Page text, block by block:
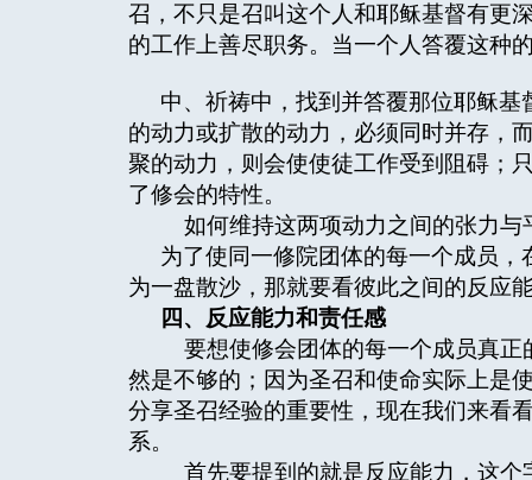
召，不只是召叫这个人和耶稣基督有更
的工作上善尽职务。当一个人答覆这种
中、祈祷中，找到并答覆那位耶稣
的动力或扩散的动力，必须同时并存，
聚的动力，则会使使徒工作受到阻碍；
了修会的特性。
如何维持这两项动力之间的张力与
为了使同一修院团体的每一个成员
为一盘散沙，那就要看彼此之间的反应
四、反应能力和责任感
要想使修会团体的每一个成员真正
然是不够的；因为圣召和使命实际上是
分享圣召经验的重要性，现在我们来看
系。
首先要提到的就是反应能力，这个